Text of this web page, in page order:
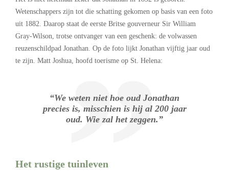
Wetenschappers zijn tot die schatting gekomen op basis van een foto
uit 1882. Daarop staat de eerste Britse gouverneur Sir William
Gray-Wilson, trotse ontvanger van een geschenk: de volwassen
reuzenschildpad Jonathan. Op de foto lijkt Jonathan vijftig jaar oud
te zijn. Matt Joshua, hoofd toerisme op St. Helena:
“We weten niet hoe oud Jonathan
precies is, misschien is hij al 200 jaar
oud. Wie zal het zeggen.”
Het rustige tuinleven